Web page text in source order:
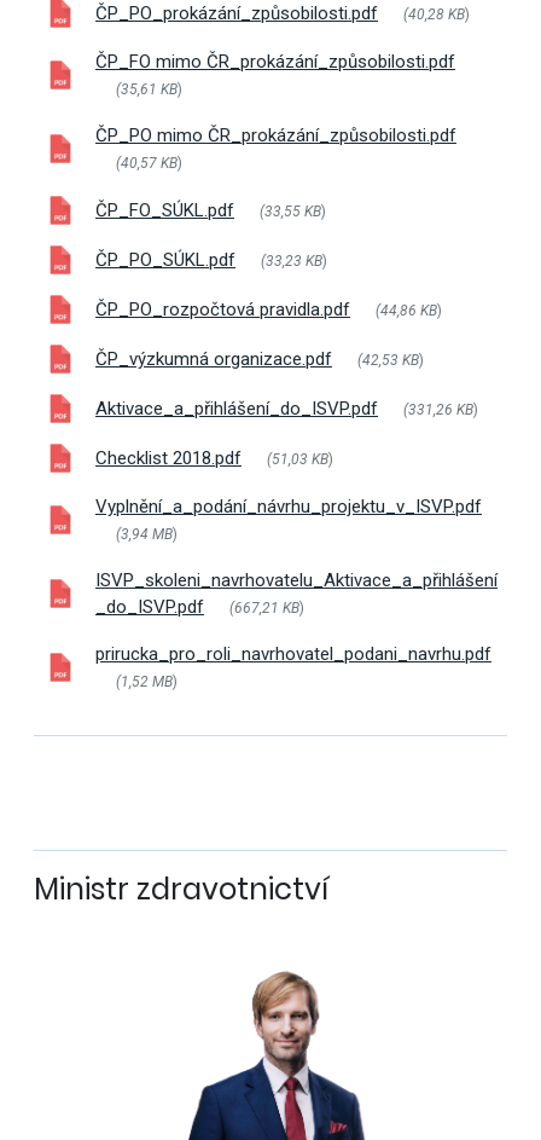
ČP_PO_prokázání_způsobilosti.pdf (40,28 KB)
ČP_FO mimo ČR_prokázání_způsobilosti.pdf
(35,61 KB)
ČP_PO mimo ČR_prokázání_způsobilosti.pdf
(40,57 KB)
ČP_FO_SÚKL.pdf (33,55 KB)
ČP_PO_SÚKL.pdf (33,23 KB)
ČP_PO_rozpočtová pravidla.pdf (44,86 KB)
ČP_výzkumná organizace.pdf (42,53 KB)
Aktivace_a_přihlášení_do_ISVP.pdf (331,26 KB)
Checklist 2018.pdf (51,03 KB)
Vyplnění_a_podání_návrhu_projektu_v_ISVP.pdf
(3,94 MB)
ISVP_skoleni_navrhovatelu_Aktivace_a_přihlášení
_do_ISVP.pdf
(667,21 KB)
prirucka_pro_roli_navrhovatel_podani_navrhu.pdf
(1,52 MB)
Ministr zdravotnictví